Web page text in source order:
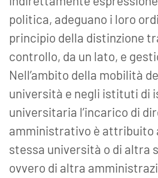
politica, adeguano i loro
principio della distinzione
controllo, da un lato, e
Nell’ambito della mobilità
università e negli istituti di
universitaria l’incarico di
amministrativo è attribuito
stessa università o di altra
ovvero di altra